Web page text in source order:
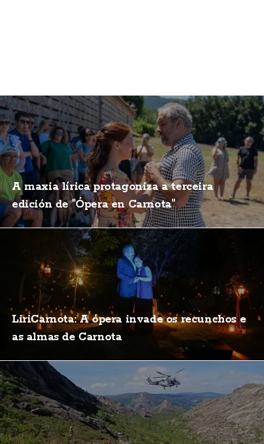
A maxia lírica protagoniza a terceira
edición de "Ópera en Carnota"
LiriCarnota: A ópera invade os recunchos e
as almas de Carnota